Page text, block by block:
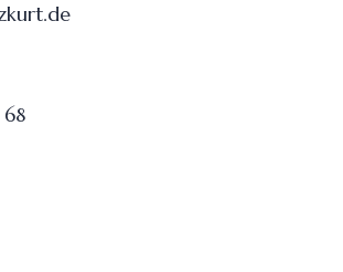
68